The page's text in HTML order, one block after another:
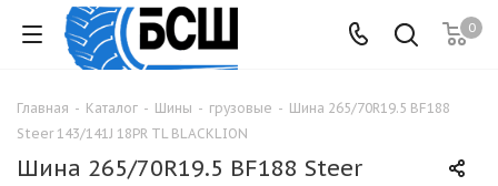
0
Главная - Каталог - Шины - грузовые - Шина 265/70R19.5 BF188
Steer 143/141J 18PR TL BLACKLION
Шина 265/70R19.5 BF188 Steer